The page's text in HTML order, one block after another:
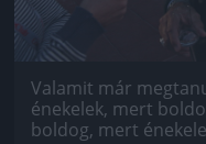
Valamit már
énekelek, mert
boldog, mert